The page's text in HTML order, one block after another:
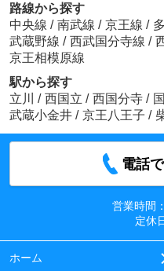
路線から探す
中央線 / 南武線 / 京王線 /
武蔵野線 / 西武国分寺線 /
京王相模原線
駅から探す
立川
/ 西国立 / 西国分寺 /
武蔵小金井 / 京王八王子 /
電話
営業時間：
定休
ホーム